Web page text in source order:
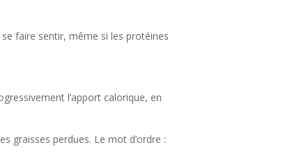
faire sentir, même si les protéines
l’apport calorique, en
graisses perdues. Le mot d’ordre :